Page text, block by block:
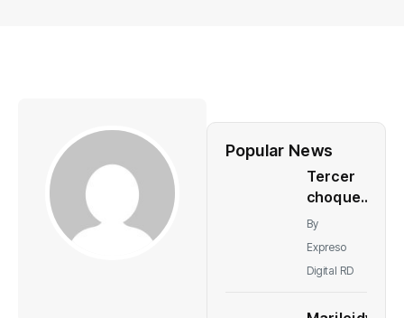
Popular News
Tercer
choque
en
cuatro
años:
Vaqueros
By
Expreso
Digital RD